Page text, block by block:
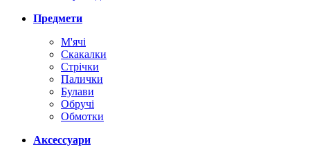
Предмети
М'ячі
Скакалки
Стрічки
Палички
Булави
Обручі
Обмотки
Аксессуари